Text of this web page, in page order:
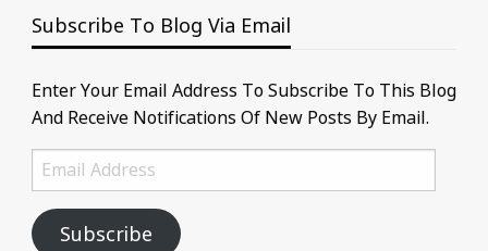
Subscribe To Blog Via Email
Enter Your Email Address To Subscribe To This Blog
And Receive Notifications Of New Posts By Email.
Email
Address
Subscribe